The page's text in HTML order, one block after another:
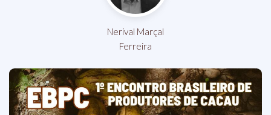
Nerival Marçal
Ferreira